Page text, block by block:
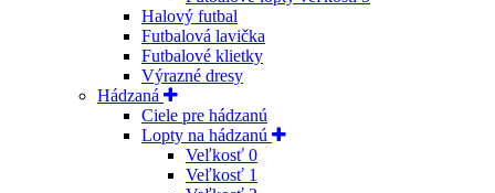
Halový futbal
Futbalová lavička
Futbalové klietky
Výrazné dresy
Hádzaná
Ciele pre hádzanú
Lopty na hádzanú
Veľkosť 0
Veľkosť 1